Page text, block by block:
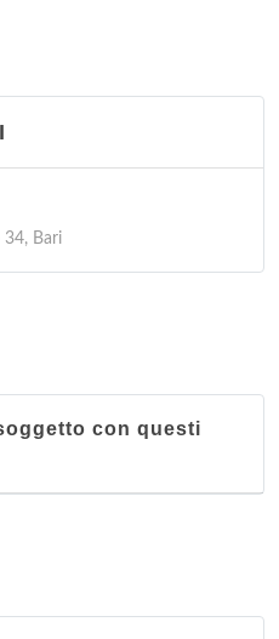
34, Bari
con questi